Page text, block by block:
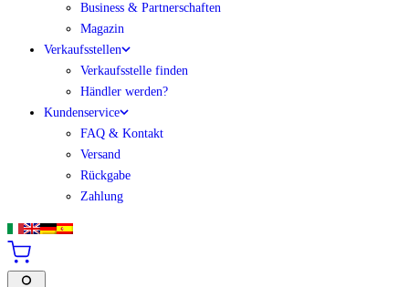
Business & Partnerschaften
Magazin
Verkaufsstellen
Verkaufsstelle finden
Händler werden?
Kundenservice
FAQ & Kontakt
Versand
Rückgabe
Zahlung